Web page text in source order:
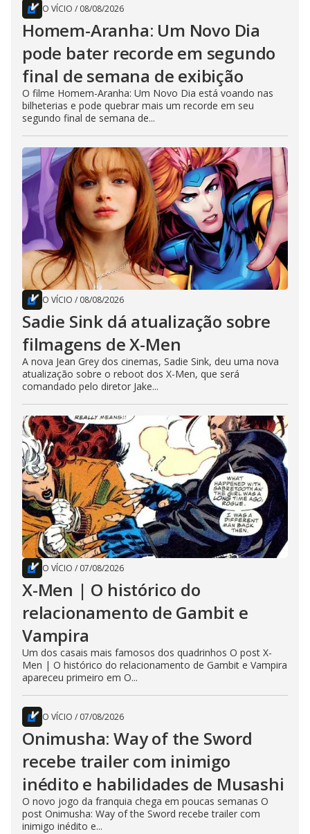
O VÍCIO / 08/08/2026
Homem-Aranha: Um Novo Dia
pode bater recorde em segundo
final de semana de exibição
O filme Homem-Aranha: Um Novo Dia está voando nas
bilheterias e pode quebrar mais um recorde em seu
segundo final de semana de...
O VÍCIO / 08/08/2026
Sadie Sink dá atualização sobre
filmagens de X-Men
A nova Jean Grey dos cinemas, Sadie Sink, deu uma nova
atualização sobre o reboot dos X-Men, que será
comandado pelo diretor Jake...
O VÍCIO / 07/08/2026
X-Men | O histórico do
relacionamento de Gambit e
Vampira
Um dos casais mais famosos dos quadrinhos O post X-
Men | O histórico do relacionamento de Gambit e Vampira
apareceu primeiro em O...
O VÍCIO / 07/08/2026
Onimusha: Way of the Sword
recebe trailer com inimigo
inédito e habilidades de Musashi
O novo jogo da franquia chega em poucas semanas O
post Onimusha: Way of the Sword recebe trailer com
inimigo inédito e...